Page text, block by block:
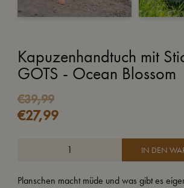
Kapuzenhandtuch mit
GOTS - Ocean Blossom
€39,99
€27,99
IN DEN
Planschen macht müde und was gibt es